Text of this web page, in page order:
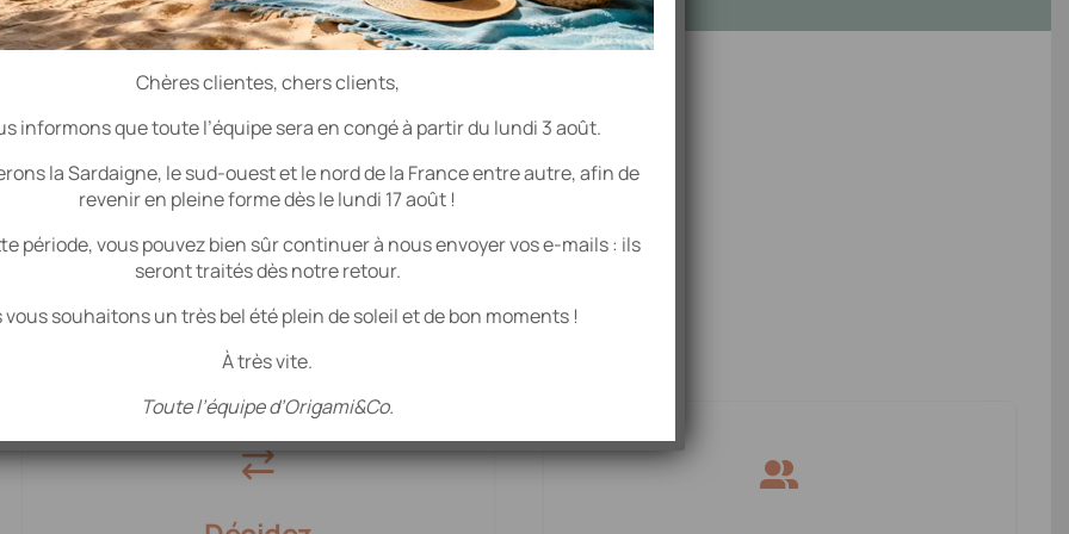
sommes votre interlocuteur
pour préparer votre retraite
Chères clientes, chers clients,
informons que toute l’équipe sera en congé à partir du lundi 3 août.
la Sardaigne, le sud-ouest et le nord de la France entre autre, afin de
revenir en pleine forme dès le lundi 17 août !
période, vous pouvez bien sûr continuer à nous envoyer vos e-mails : ils
seront traités dès notre retour.
vous souhaitons un très bel été plein de soleil et de bon moments !
À très vite.
Toute l’équipe d’Origami&Co.